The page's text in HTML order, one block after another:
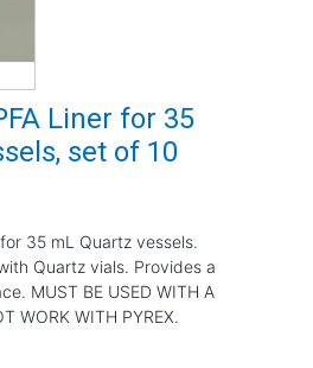
Liner for 35
set of 10
35 mL Quartz vessels.
Quartz vials. Provides a
MUST BE USED WITH A
WORK WITH PYREX.